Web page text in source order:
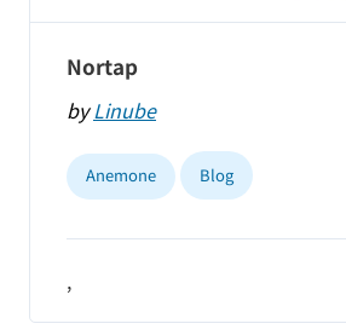
Nortap
byLinube
Anemone Blog
,